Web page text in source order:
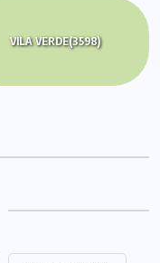
VILA VERDE(3598)